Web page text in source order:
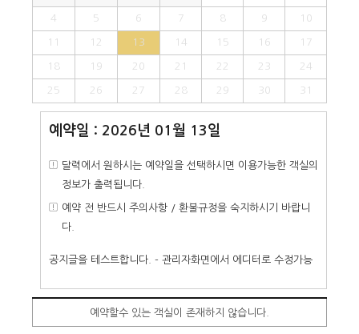
4 5 6 7 8 9 10
11 12 13 14 15 16 17
18 19 20 21 22 23 24
25 26 27 28 29 30 31
예약일 : 2026년 01월 13일
달력에서 원하시는 예약일을 선택하시면 이용가능한 객실의
정보가 출력됩니다.
예약 전 반드시 주의사항 / 환불규정을 숙지하시기 바랍니
다.
공지글을 테스트합니다. - 관리자화면에서 에디터로 수정가능
예약할수 있는 객실이 존재하지 않습니다.